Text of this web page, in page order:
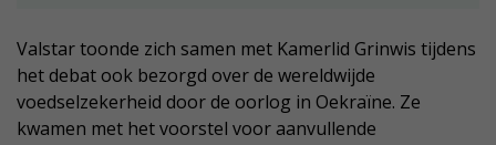
Valstar toonde zich samen met Kamerlid Grinwis tijdens
het debat ook bezorgd over de wereldwijde
voedselzekerheid door de oorlog in Oekraïne. Ze
kwamen met het voorstel voor aanvullende